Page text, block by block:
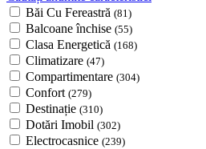
Băi Cu Fereastră (81)
Balcoane închise (55)
Clasa Energetică (168)
Climatizare (47)
Compartimentare (304)
Confort (279)
Destinație (310)
Dotări Imobil (302)
Electrocasnice (239)